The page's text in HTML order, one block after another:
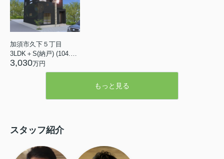
加須市久下５丁目
3,030万円
もっと見る
スタッフ紹介